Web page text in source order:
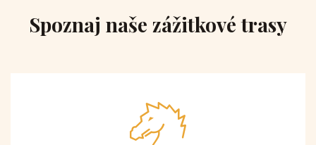
Spoznaj naše zážitkové trasy